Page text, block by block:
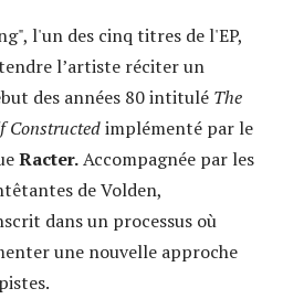
l'un des cinq titres de l'EP,
l’artiste réciter un
des années 80 intitulé The
Constructedimplémenté par le
Racter.Accompagnée par les
de Volden,
dans un processus où
une nouvelle approche